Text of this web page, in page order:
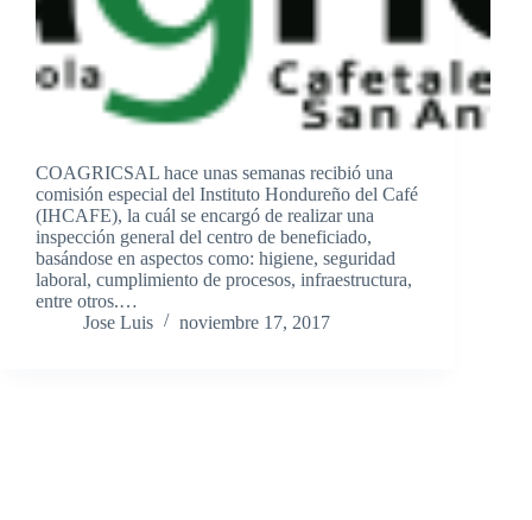
COAGRICSAL hace unas semanas recibió una
comisión especial del Instituto Hondureño del Café
(IHCAFE), la cuál se encargó de realizar una
inspección general del centro de beneficiado,
basándose en aspectos como: higiene, seguridad
laboral, cumplimiento de procesos, infraestructura,
entre otros.…
Jose Luis
noviembre 17, 2017